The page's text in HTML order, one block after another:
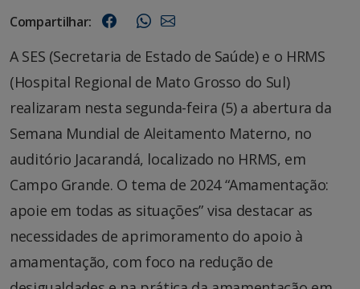
Compartilhar:
A SES (Secretaria de Estado de Saúde) e o HRMS
(Hospital Regional de Mato Grosso do Sul)
realizaram nesta segunda-feira (5) a abertura da
Semana Mundial de Aleitamento Materno, no
auditório Jacarandá, localizado no HRMS, em
Campo Grande. O tema de 2024 “Amamentação:
apoie em todas as situações” visa destacar as
necessidades de aprimoramento do apoio à
amamentação, com foco na redução de